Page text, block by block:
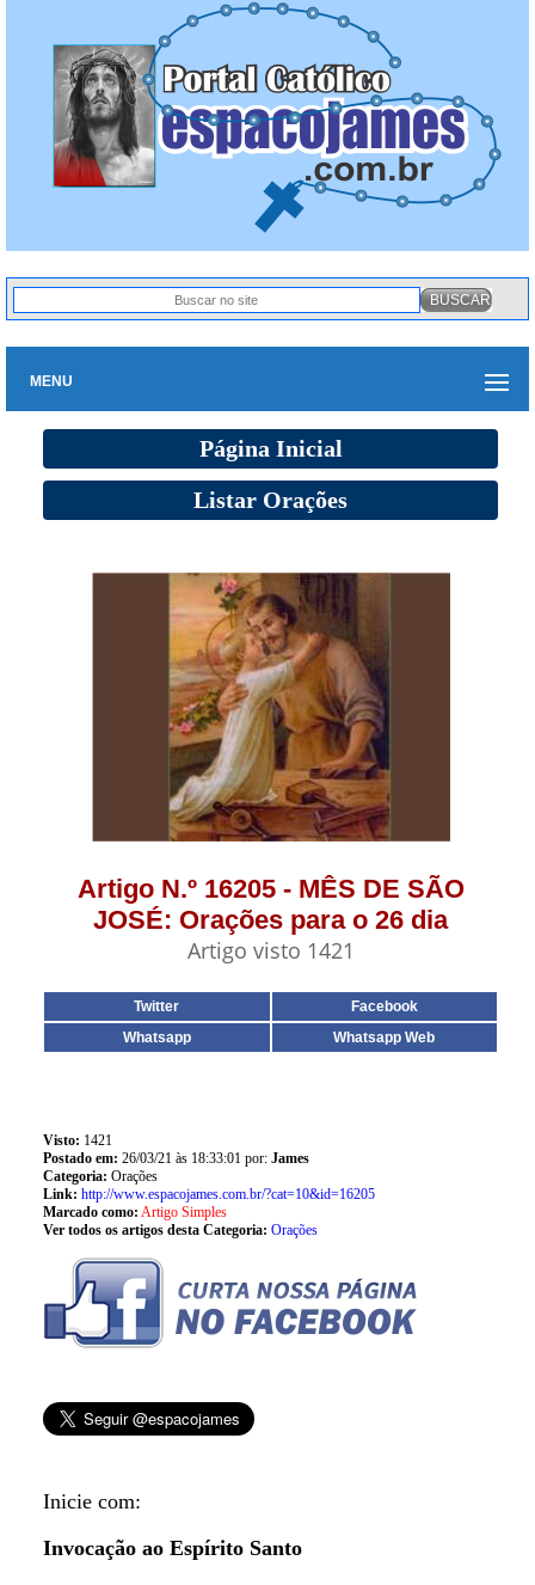
MENU
Página Inicial
Listar Orações
Artigo N.º 16205 - MÊS DE SÃO
JOSÉ: Orações para o 26 dia
Artigo visto 1421
Twitter
Facebook
Whatsapp
Whatsapp Web
Visto: 1421
Postado em: 26/03/21 às 18:33:01 por: James
Categoria: Orações
Link: http://www.espacojames.com.br/?cat=10&id=16205
Marcado como: Artigo Simples
Ver todos os artigos desta Categoria: Orações
Inicie com:
Invocação ao Espírito Santo